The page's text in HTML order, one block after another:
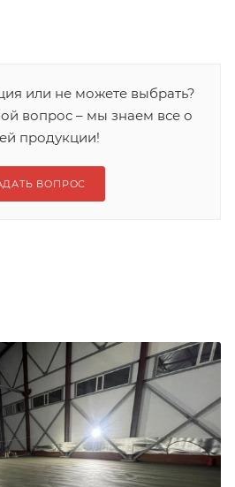
или не можете выбрать?
вопрос – мы знаем все о
продукции!
ВОПРОС